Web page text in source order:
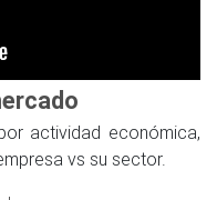
actividad económica,
vs su sector.